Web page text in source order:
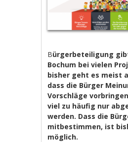
Bürgerbeteiligung
Bochum bei vielen
bisher geht es meist
dass die Bürger
Vorschläge
viel zu häufig nur
werden. Dass die
mitbestimmen, ist
möglich.